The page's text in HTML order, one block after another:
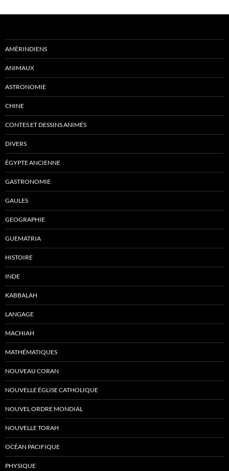
AMÉRINDIENS
ANIMAUX
ASTRONOMIE
CHINE
CONTES ET DESSINS ANIMÉS
DIVERS
ÉGYPTE ANCIENNE
GASTRONOMIE
GAULES
GEOGRAPHIE
GUEMATRIA
HISTOIRE
INDE
KABBALAH
LANGAGE
MACHIAH
MATHÉMATIQUES
NOUVEAU CORAN
NOUVELLE ÉGLISE CATHOLIQUE
NOUVEL ORDRE MONDIAL
NOUVELLE TORAH
OCÉAN PACIFIQUE
PHYSIQUE